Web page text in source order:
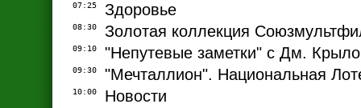
07:25 Здоровье
08:30 Золотая коллекция
09:10 "Непутевые заметки" с Дм.
09:30 "Мечталлион". Национальная
10:00 Новости